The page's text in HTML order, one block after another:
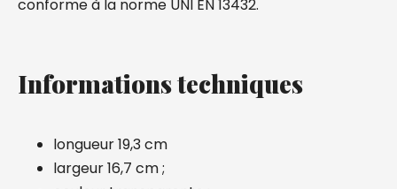
conforme à la norme UNI EN 13432.
Informations techniques
longueur 19,3 cm
largeur 16,7 cm ;